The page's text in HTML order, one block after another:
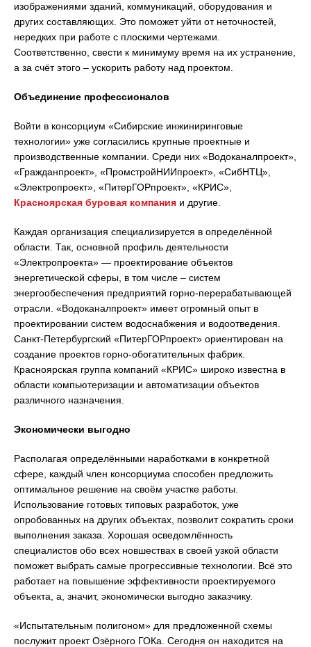
изображениями зданий, коммуникаций, оборудования и
других составляющих. Это поможет уйти от неточностей,
нередких при работе с плоскими чертежами.
Соответственно, свести к минимуму время на их устранение,
а за счёт этого – ускорить работу над проектом.
Объединение профессионалов
Войти в консорциум «Сибирские инжиниринговые
технологии» уже согласились крупные проектные и
производственные компании. Среди них «Водоканалпроект»,
«Гражданпроект», «ПромстройНИИпроект», «СибНТЦ»,
«Электропроект», «ПитерГОРпроект», «КРИС»,
Красноярская буровая компания и другие.
Каждая организация специализируется в определённой
области. Так, основной профиль деятельности
«Электропроекта» — проектирование объектов
энергетической сферы, в том числе – систем
энергообеспечения предприятий горно-перерабатывающей
отрасли. «Водоканалпроект» имеет огромный опыт в
проектировании систем водоснабжения и водоотведения.
Санкт-Петербургский «ПитерГОРпроект» ориентирован на
создание проектов горно-обогатительных фабрик.
Красноярская группа компаний «КРИС» широко известна в
области компьютеризации и автоматизации объектов
различного назначения.
Экономически выгодно
Располагая определёнными наработками в конкретной
сфере, каждый член консорциума способен предложить
оптимальное решение на своём участке работы.
Использование готовых типовых разработок, уже
опробованных на других объектах, позволит сократить сроки
выполнения заказа. Хорошая осведомлённость
специалистов обо всех новшествах в своей узкой области
поможет выбрать самые прогрессивные технологии. Всё это
работает на повышение эффективности проектируемого
объекта, а, значит, экономически выгодно заказчику.
«Испытательным полигоном» для предложенной схемы
послужит проект Озёрного ГОКа. Сегодня он находится на